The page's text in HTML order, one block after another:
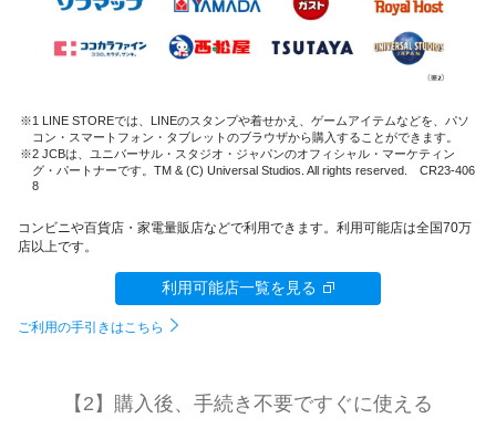
1 LINE STOREでは、LINEのスタンプや着せかえ、ゲームアイテムなどを、パソ
コン・スマートフォン・タブレットのブラウザから購入することができます。
2 JCBは、ユニバーサル・スタジオ・ジャパンのオフィシャル・マーケティン
グ・パートナーです。TM & (C) Universal Studios. All rights reserved. CR23-406
8
コンビニや百貨店・家電量販店などで利用できます。利用可能店は全国70万
店以上です。
利用可能店一覧を見る
ご利用の手引きはこちら
【2】購入後、手続き不要ですぐに使える